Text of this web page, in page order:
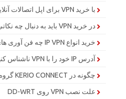
با خرید VPN برای اپل اتصالات آنلاین خود را امنیت بخشید
در خرید VPN باید به دنبال چه نکاتی باشیم؟
خرید انواع IP VPN چه فن آوری های ارائه می دهند؟
آدرس IP خود را با VPN ناشناس کنید
چگونه در KERIO CONNECT گروه کاربران را ایجاد کنیم
علت نصب VPN روی DD-WRT